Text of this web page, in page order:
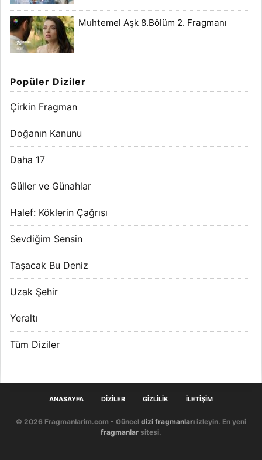
Muhtemel Aşk 8.Bölüm 2. Fragmanı
Popüler Diziler
Çirkin Fragman
Doğanın Kanunu
Daha 17
Güller ve Günahlar
Halef: Köklerin Çağrısı
Sevdiğim Sensin
Taşacak Bu Deniz
Uzak Şehir
Yeraltı
Tüm Diziler
ANASAYFA DIZILER GIZLILIK İLETIŞIM
© 2026 Fragmanlarim.com - Güncel dizi fragmanları izleyin. En yeni
fragmanlar sitesi.